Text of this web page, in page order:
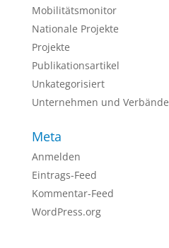
Mobilitätsmonitor
Nationale Projekte
Projekte
Publikationsartikel
Unkategorisiert
Unternehmen und Verbände
Meta
Anmelden
Eintrags-Feed
Kommentar-Feed
WordPress.org